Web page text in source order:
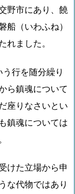
野市にあり、饒
船（いわふね）
れました。
行を随分繰り
ら鎮魂について
座りなさいとい
鎮魂については
けた立場から申
な代物ではあり